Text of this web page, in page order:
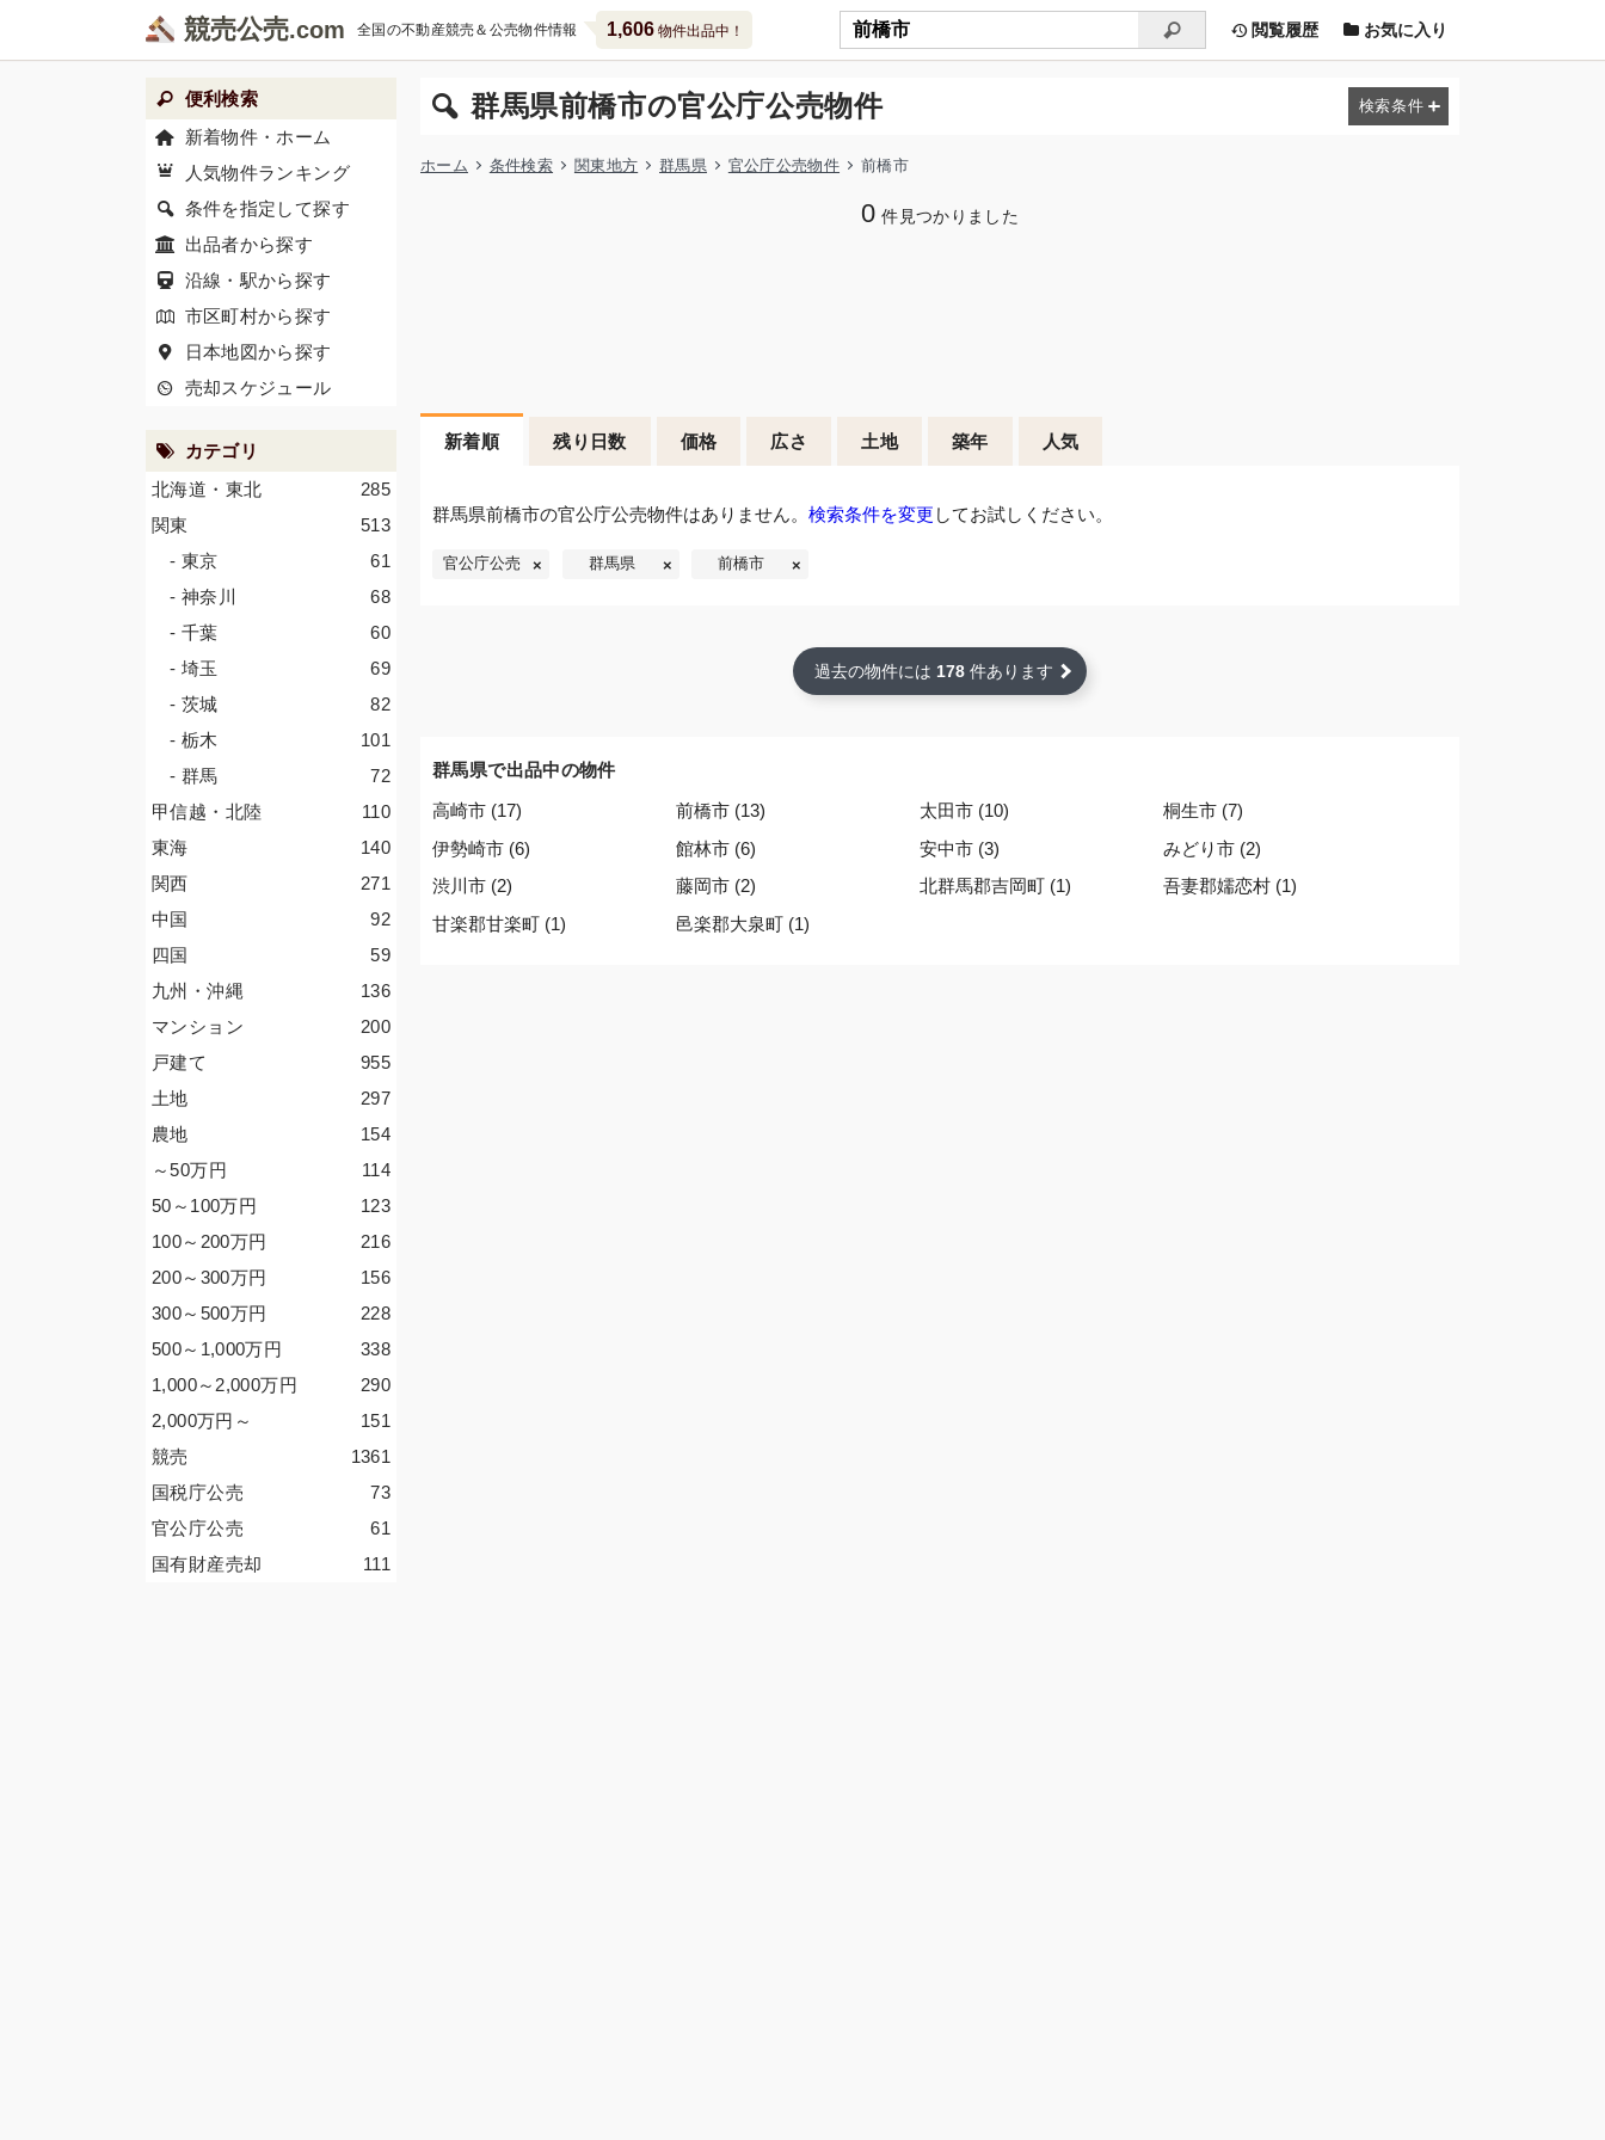
競売公売 全国の不動産競売＆公売物件情報 1,606物件出品中！ 閲覧履歴 お気に入り
群馬県前橋市の官公庁公売物件
ホーム 条件検索 関東地方 群馬県 官公庁公売物件 前橋市
0 件見つかりました
新着順 残り日数 価格 広さ 土地 築年 人気
群馬県前橋市の官公庁公売物件はありません。 検索条件を変更 してお試しください。
官公庁公売 群馬県 前橋市
過去の物件には 178 件あります
群馬県で出品中の物件
高崎市 (17) 前橋市 (13) 太田市 (10)
桐生市 (7)
伊勢崎市 (6)
館林市 (6) 安中市 (3)
みどり市 (2)
渋川市 (2)
藤岡市 (2) 北群馬郡吉岡町 (1)
吾妻郡嬬恋村 (1)
甘楽郡甘楽町 (1)
邑楽郡大泉町 (1)
便利検索
新着物件・ホーム
人気物件ランキング
条件を指定して探す
出品者から探す
沿線・駅から探す
市区町村から探す
日本地図から探す
売却スケジュール
カテゴリ
285
北海道・東北
513
関東
61
- 東京
68
- 神奈川
60
- 千葉
69
- 埼玉
82
- 茨城
101
- 栃木
72
- 群馬
110
甲信越・北陸
140
東海
271
関西
92
中国
59
四国
136
九州・沖縄
200
マンション
955
戸建て
297
土地
154
農地
114
～50万円
123
50～100万円
216
100～200万円
156
200～300万円
228
300～500万円
338
500～1,000万円
290
1,000～2,000万円
151
2,000万円 ～
1361
競売
73
国税庁公売
61
官公庁公売
111
国有財産売却